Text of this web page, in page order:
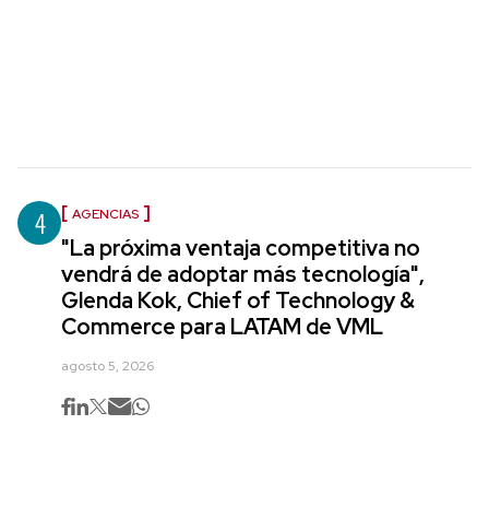
4 AGENCIAS
"La próxima ventaja competitiva no
vendrá de adoptar más tecnología",
Glenda Kok, Chief of Technology &
Commerce para LATAM de VML
agosto 5, 2026